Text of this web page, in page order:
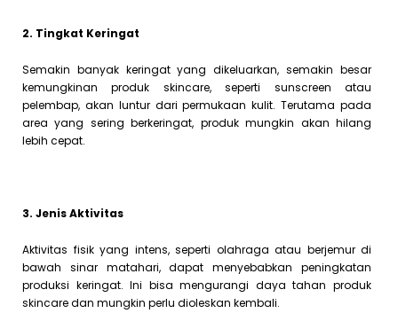
2. Tingkat Keringat
Semakin banyak keringat yang dikeluarkan, semakin besar
kemungkinan produk skincare, seperti sunscreen atau
pelembap, akan luntur dari permukaan kulit. Terutama pada
area yang sering berkeringat, produk mungkin akan hilang
lebih cepat.
3. Jenis Aktivitas
Aktivitas fisik yang intens, seperti olahraga atau berjemur di
bawah sinar matahari, dapat menyebabkan peningkatan
produksi keringat. Ini bisa mengurangi daya tahan produk
skincare dan mungkin perlu dioleskan kembali.